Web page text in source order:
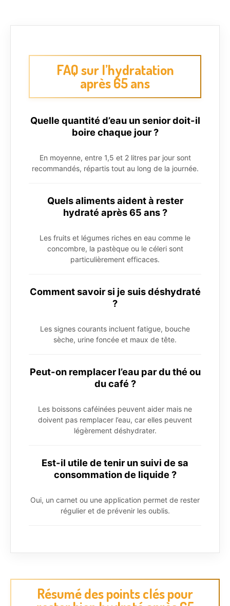
FAQ sur l’hydratation
après 65 ans
Quelle quantité d’eau un senior doit-il
boire chaque jour ?
En moyenne, entre 1,5 et 2 litres par jour sont
recommandés, répartis tout au long de la journée.
Quels aliments aident à rester
hydraté après 65 ans ?
Les fruits et légumes riches en eau comme le
concombre, la pastèque ou le céleri sont
particulièrement efficaces.
Comment savoir si je suis déshydraté
?
Les signes courants incluent fatigue, bouche
sèche, urine foncée et maux de tête.
Peut-on remplacer l’eau par du thé ou
du café ?
Les boissons caféinées peuvent aider mais ne
doivent pas remplacer l’eau, car elles peuvent
légèrement déshydrater.
Est-il utile de tenir un suivi de sa
consommation de liquide ?
Oui, un carnet ou une application permet de rester
régulier et de prévenir les oublis.
Résumé des points clés pour